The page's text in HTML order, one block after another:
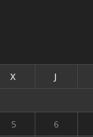
X J
5 6